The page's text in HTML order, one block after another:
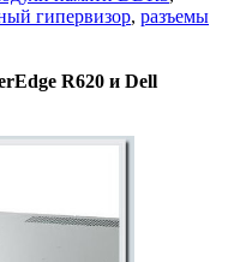
гипервизор, разъемы
R620 и Dell